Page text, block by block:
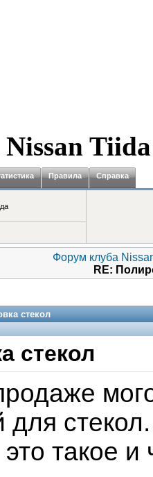
Nissan Tiida
Правила Справка
Форум клуба
RE:
стекол
стекол
для
это такое и